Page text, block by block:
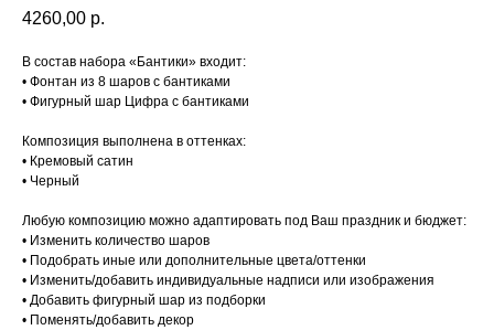
4260,00 р.
В состав набора «Бантики» входит:
• Фонтан из 8 шаров с бантиками
• Фигурный шар Цифра с бантиками
Композиция выполнена в оттенках:
• Кремовый сатин
• Черный
Любую композицию можно адаптировать под Ваш праздник и бюджет:
• Изменить количество шаров
• Подобрать иные или дополнительные цвета/оттенки
• Изменить/добавить индивидуальные надписи или изображения
• Добавить фигурный шар из подборки
• Поменять/добавить декор